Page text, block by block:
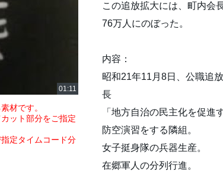
材です。
ット部分をご指定
定タイムコード分
この追放拡大には、町内会
76万人にのぼった。
内容：
昭和21年11月8日、公職追
長
「地方自治の民主化を促進
防空演習をする隣組。
女子挺身隊の兵器生産。
在郷軍人の分列行進。